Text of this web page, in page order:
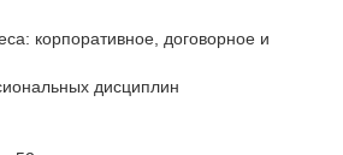
корпоративное, договорное и
дисциплин